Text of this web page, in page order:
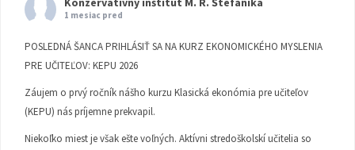
1 mesiac pred
POSLEDNÁ ŠANCA PRIHLÁSIŤ SA NA KURZ EKONOMICKÉHO MYSLENIA
PRE UČITEĽOV: KEPU 2026
Záujem o prvý ročník nášho kurzu Klasická ekonómia pre učiteľov
(KEPU) nás príjemne prekvapil.
Niekoľko miest je však ešte voľných. Aktívni stredoškolskí učitelia so